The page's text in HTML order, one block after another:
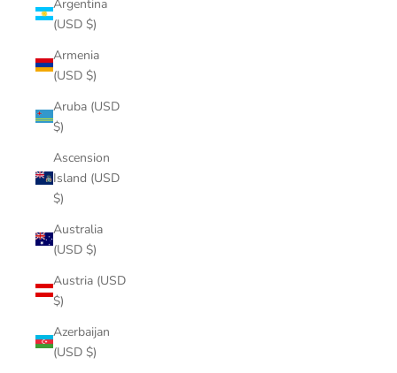
Argentina
(USD $)
Armenia
(USD $)
Aruba (USD
$)
Ascension
Island (USD
$)
Australia
(USD $)
Austria (USD
$)
Azerbaijan
(USD $)